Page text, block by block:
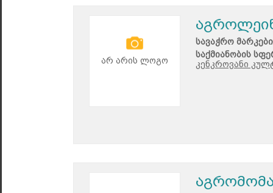
არ არის ლოგო
სავაჭრო
საქმიანობის
კენკროვანი